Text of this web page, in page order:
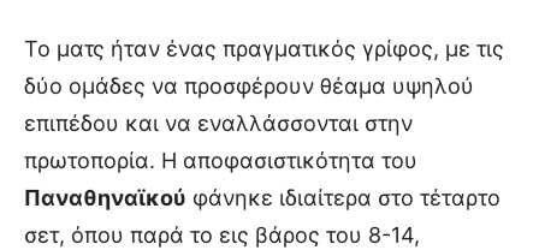
Το ματς ήταν ένας πραγματικός γρίφος, με τις
δύο ομάδες να προσφέρουν θέαμα υψηλού
επιπέδου και να εναλλάσσονται στην
πρωτοπορία. Η αποφασιστικότητα του
Παναθηναϊκού φάνηκε ιδιαίτερα στο τέταρτο
σετ, όπου παρά το εις βάρος του 8-14,